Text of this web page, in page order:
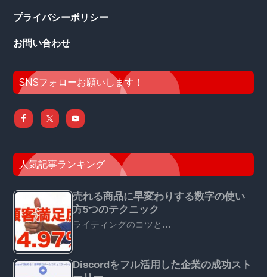
プライバシーポリシー
お問い合わせ
SNSフォローお願いします！
人気記事ランキング
売れる商品に早変わりする数字の使い
方5つのテクニック
ライティングのコツと…
Discordをフル活用した企業の成功スト